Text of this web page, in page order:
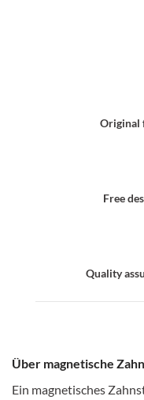
Original
Free
Quality
Über magnetische
Ein magnetisches